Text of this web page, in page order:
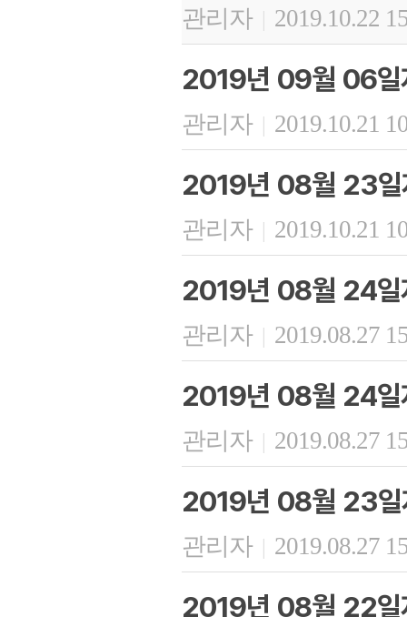
관리자 | 2019.10.22
2019년 09월 06일
관리자 | 2019.10.21
2019년 08월 23일
관리자 | 2019.10.21
2019년 08월 24일
관리자 | 2019.08.27
2019년 08월 24일
관리자 | 2019.08.27
2019년 08월 23일
관리자 | 2019.08.27
2019년 08월 22일